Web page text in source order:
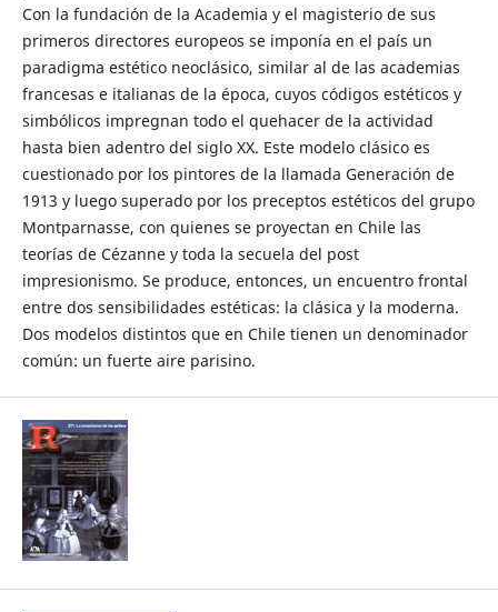
Con la fundación de la Academia y el magisterio de sus
primeros directores europeos se imponía en el país un
paradigma estético neoclásico, similar al de las academias
francesas e italianas de la época, cuyos códigos estéticos y
simbólicos impregnan todo el quehacer de la actividad
hasta bien adentro del siglo XX. Este modelo clásico es
cuestionado por los pintores de la llamada Generación de
1913 y luego superado por los preceptos estéticos del grupo
Montparnasse, con quienes se proyectan en Chile las
teorías de Cézanne y toda la secuela del post
impresionismo. Se produce, entonces, un encuentro frontal
entre dos sensibilidades estéticas: la clásica y la moderna.
Dos modelos distintos que en Chile tienen un denominador
común: un fuerte aire parisino.